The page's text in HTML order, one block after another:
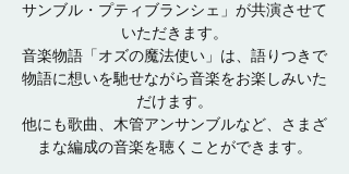
サンブル・プティブランシェ」が共演させて
いただきます。
音楽物語「オズの魔法使い」は、語りつきで
物語に想いを馳せながら音楽をお楽しみいた
だけます。
他にも歌曲、木管アンサンブルなど、さまざ
まな編成の音楽を聴くことができます。